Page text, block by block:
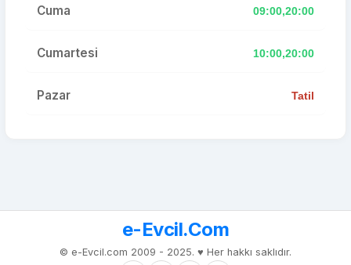
Cuma 09:00,20:00
Cumartesi 10:00,20:00
Pazar Tatil
e-Evcil.Com
© e-Evcil.com 2009 - 2025. ♥️ Her hakkı saklıdır.